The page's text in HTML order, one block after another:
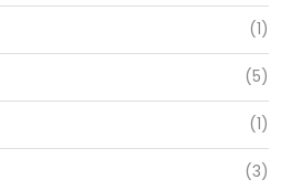
(1)
(5)
(1)
(3)